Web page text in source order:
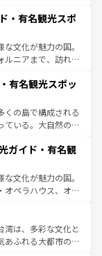
ではのユニークな
町歩きも満喫する
価も高いが、旅行
り、うまく活用すれ
照してほしい。
・有名観光スポ
文化が魅力の国。
ルニアまで、訪れる
グ、エンターテイ
。一方、アメリカ
ャニオンやイエロー
できる。さらに、南
で異なる魅力を楽
感じることができ
の旅も、アメリカ
い。
有名観光スポッ
くの島で構成される
ている。大自然の神
地といえばオアフ
島やカウアイ島が
をはじめ、豊かな
スピリット」と呼ば
アンミュージッ
がハワイの魅力を彩
動が待っているハ
ガイド・有名観
文化が魅力の国。
オペラハウス、オー
ル（エアーズロッ
アンズの熱帯雨林な
ェやワイン、オージ
湾は、多彩な文化と
あふれる大都市の台